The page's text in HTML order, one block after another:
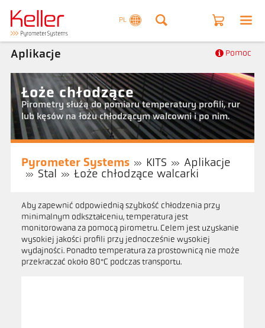
PL
Aplikacje Pomoc
Łoże chłodzące
Pirometry służą do pomiaru temperatury profili, rur
lub kęsów na łożu chłodzącym walcowni i po nim.
Pyrometer Systems KITS
Aplikacje
Stal
Łoże chłodzące walcarki
Aby zapewnić odpowiednią szybkość chłodzenia przy
minimalnym odkształceniu, temperatura jest
monitorowana za pomocą pirometru. Celem jest uzyskanie
wysokiej jakości profili przy jednocześnie wysokiej
wydajności. Ponadto temperatura za prostownicą nie może
przekraczać około 80°C podczas transportu.